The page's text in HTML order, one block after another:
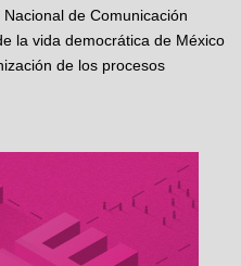
de Comunicación
la vida democrática de México
de los procesos